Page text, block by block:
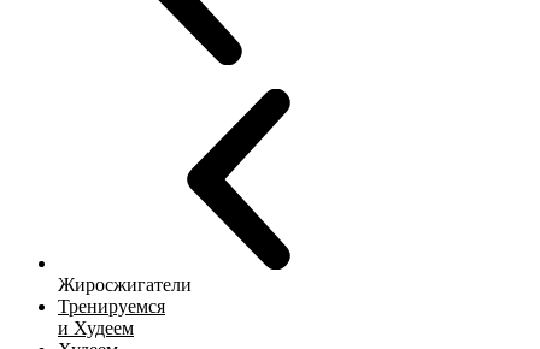
Жиросжигатели
Тренируемся
и Худеем